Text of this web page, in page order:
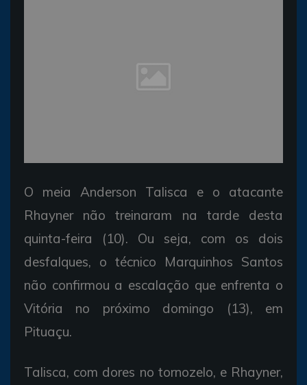
O meia Anderson Talisca e o atacante
Rhayner não treinaram na tarde desta
quinta-feira (10). Ou seja, com os dois
desfalques, o técnico Marquinhos Santos
não confirmou a escalação que enfrenta o
Vitória no próximo domingo (13), em
Pituaçu.
Talisca, com dores no tornozelo, e Rhayner,